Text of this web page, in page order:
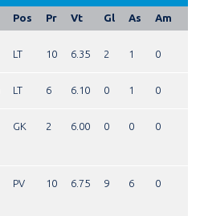
Pos Pr Vt Gl As Am
LT 10 6.35 2 1 0
LT 6 6.10 0 1 0
GK 2 6.00 0 0 0
PV 10 6.75 9 6 0